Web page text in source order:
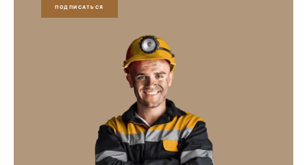
ПОДПИСАТЬСЯ